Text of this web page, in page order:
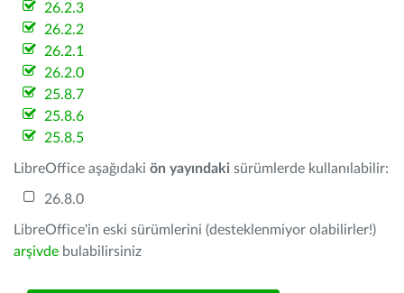
26.2.3
26.2.2
26.2.1
26.2.0
25.8.7
25.8.6
25.8.5
LibreOffice aşağıdaki ön yayındaki sürümlerde kullanılabilir:
26.8.0
LibreOffice'in eski sürümlerini (desteklenmiyor olabilirler!)
arşivde bulabilirsiniz